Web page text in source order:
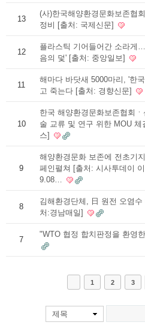
13
(사)한국해양환경문화보존협
정비 [출처: 국제신문]
12
플라스틱 기어들어간 소라게
음의 덫' [출처: 중앙일보]
11
해마다 바닷새 5000마리, '한
고 죽는다 [출처: 경향신문]
10
한국 해양환경문화보존협회
술 교류 및 연구 위한 MOU 체
스]
9
해양환경문화 보존에 전초기
페인펼쳐 [출처: 시사투데이
9.08…
8
김해환경단체, 日 원전 오염
처:경남매일]
7
"WTO 협정 합치판정을 환영
1 2 3
제목